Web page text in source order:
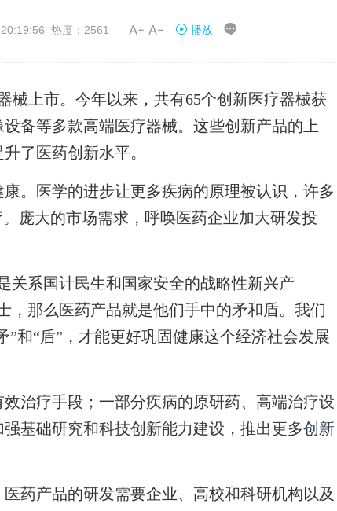
热度：2561  播放 
上市。今年以来，共有65个创新医疗器械获
备等多款高端医疗器械。这些创新产品的上
了医药创新水平。
医学的进步让更多疾病的原理被认识，许多
庞大的市场需求，呼唤医药企业加大研发投
系国计民生和国家安全的战略性新兴产
，那么医药产品就是他们手中的矛和盾。我们
”和“盾”，才能更好巩固健康这个经济社会发展
疗手段；一部分疾病的原研药、高端治疗设
基础研究和科技创新能力建设，推出更多创新
产品的研发需要企业、高校和科研机构以及